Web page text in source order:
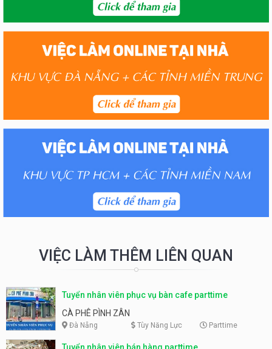
VIỆC LÀM THÊM LIÊN QUAN
Tuyển nhân viên phục vụ bàn cafe parttime
CÀ PHÊ PÌNH ZÂN
Đà Nẵng Tùy Năng Lực Parttime
Tuyển nhân viên bán hàng parttime